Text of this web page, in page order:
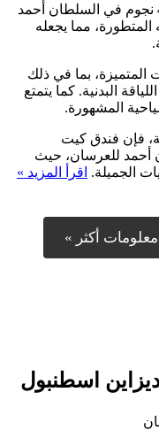
فندق كيت اسطنبول هو واحد من فنادق 4 نجوم في السلطان أحمد
مما يجعله
بما في ذلك
البدنية. كما يتمتع
المشهورة.
فإن فندق كيت
أحمد للعرسان، حيث
الجميلة. اقرأ المزيد »
معلومات أكثر »
اسطنبول